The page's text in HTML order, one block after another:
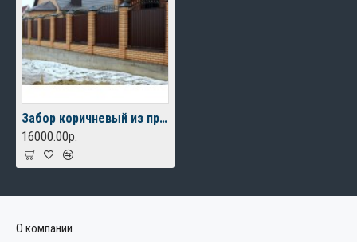
Забор коричневый из профнастила с кирпичными столбами
16000.00р.
О компании